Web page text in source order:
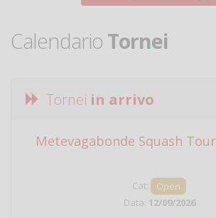
Calendario Tornei
Tornei in arrivo
Metevagabonde Squash
Cat:
Open
Data: 12/09/2026